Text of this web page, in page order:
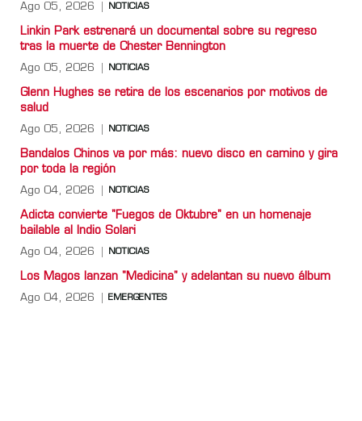
Ago 05, 2026 NOTICIAS
Linkin Park estrenará un documental sobre su regreso
tras la muerte de Chester Bennington
Ago 05, 2026 NOTICIAS
Glenn Hughes se retira de los escenarios por motivos de
salud
Ago 05, 2026 NOTICIAS
Bandalos Chinos va por más: nuevo disco en camino y gira
por toda la región
Ago 04, 2026 NOTICIAS
Adicta convierte "Fuegos de Oktubre" en un homenaje
bailable al Indio Solari
Ago 04, 2026 NOTICIAS
Los Magos lanzan "Medicina" y adelantan su nuevo álbum
Ago 04, 2026 EMERGENTES